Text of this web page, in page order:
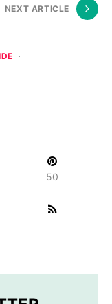
NEXT ARTICLE
50